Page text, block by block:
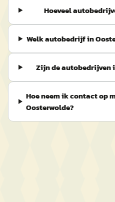
Hoeveel
Welk autobedrijf in
Zijn de autobedrijven
Hoe neem ik contact op
Oosterwolde?